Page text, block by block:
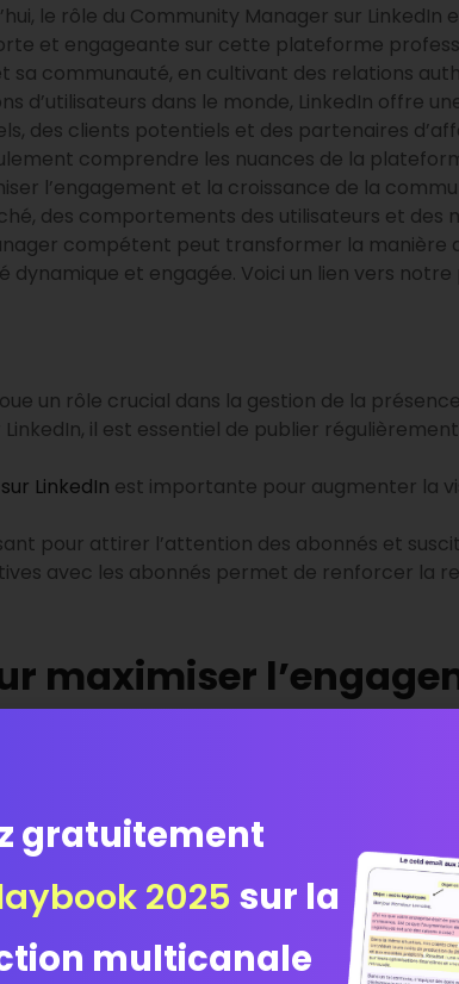
le rôle du Community Manager sur
et engageante sur cette plateforme
sa communauté, en cultivant des relations
d’utilisateurs dans le monde, LinkedIn offre
des clients potentiels et des partenaires
comprendre les nuances de la
l’engagement et la croissance de la
des comportements des utilisateurs et des
compétent peut transformer la
et engagée. Voici un lien vers notre
un rôle crucial dans la gestion de la
il est essentiel de publier
LinkedIn est importante pour augmenter la
pour attirer l’attention des abonnés et
avec les abonnés permet de renforcer la
maximiser
, il est crucial d’adopter des stratégies
approches les plus efficaces consiste à
blog, des études de cas, des infographies ou
le Community Manager peut capter
est l’utilisation de questions ouvertes dans
le Community Manager peut stimuler des
les défis rencontrés dans un secteur
le contenu. De plus, l’utilisation de
des publications.
gratuitement
2025 sur la
multicanale